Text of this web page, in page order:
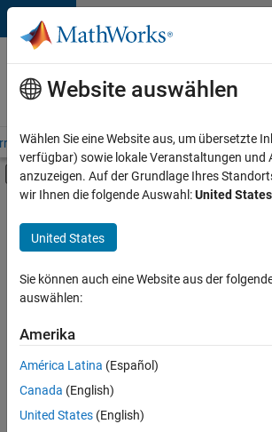
Weiter zum Inhalt
Karriere
bei
MathWorks
– Übersicht Stellensuche
Umschaltung für Off-
Hauptinhalt
Praktika
Information Technology
Customer Support
Education Sales
Inside Sales
Business Model Team
Finance and Operations
Legal
+8
Derzeit
es
keine
offenen
Stellen,
Website auswählen
Wählen Sie eine Website aus, um übersetzte
verfügbar) sowie lokale Veranstaltungen und
anzuzeigen. Auf der Grundlage Ihres
wir Ihnen die folgende Auswahl:United States
United States
Sie können auch eine Website aus der
auswählen:
Amerika
América Latina (Español)
Canada (English)
United States (English)